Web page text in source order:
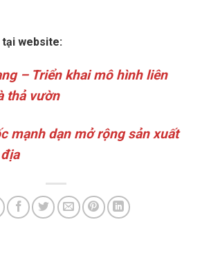
website:
– Triển khai mô hình liên
thả vườn
mạnh dạn mở rộng sản xuất